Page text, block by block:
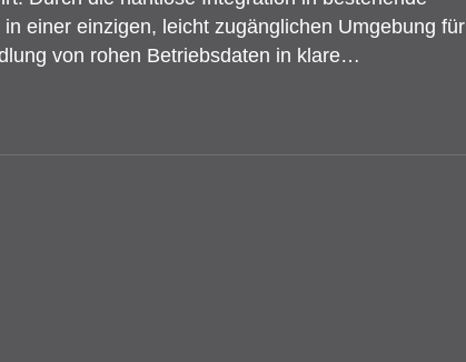
einer einzigen, leicht zugänglichen Umgebung für
von rohen Betriebsdaten in klare…